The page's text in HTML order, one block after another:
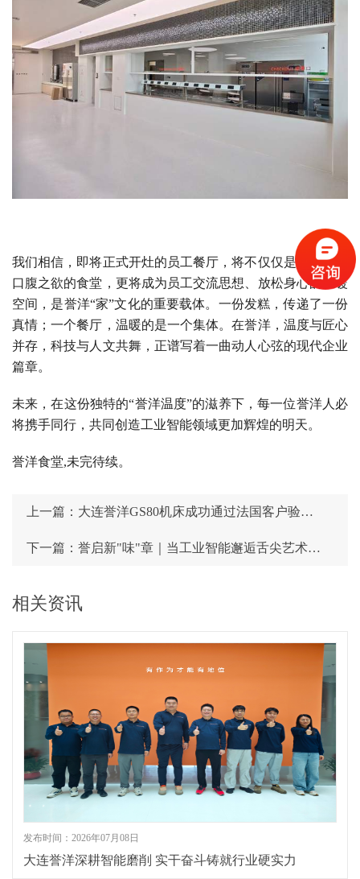
我们相信，即将正式开灶的员工餐厅，将不仅仅是一个满足
口腹之欲的食堂，更将成为员工交流思想、放松身心的温暖
空间，是誉洋“家”文化的重要载体。一份发糕，传递了一份
真情；一个餐厅，温暖的是一个集体。在誉洋，温度与匠心
并存，科技与人文共舞，正谱写着一曲动人心弦的现代企业
篇章。
未来，在这份独特的“誉洋温度”的滋养下，每一位誉洋人必
将携手同行，共同创造工业智能领域更加辉煌的明天。
誉洋食堂,未完待续。
上一篇：大连誉洋GS80机床成功通过法国客户验收 中国智造再获国际认可
下一篇：誉启新"味"章｜当工业智能邂逅舌尖艺术，大连誉洋餐厅正式开灶！
相关资讯
发布时间：2026年07月08日
大连誉洋深耕智能磨削 实干奋斗铸就行业硬实力